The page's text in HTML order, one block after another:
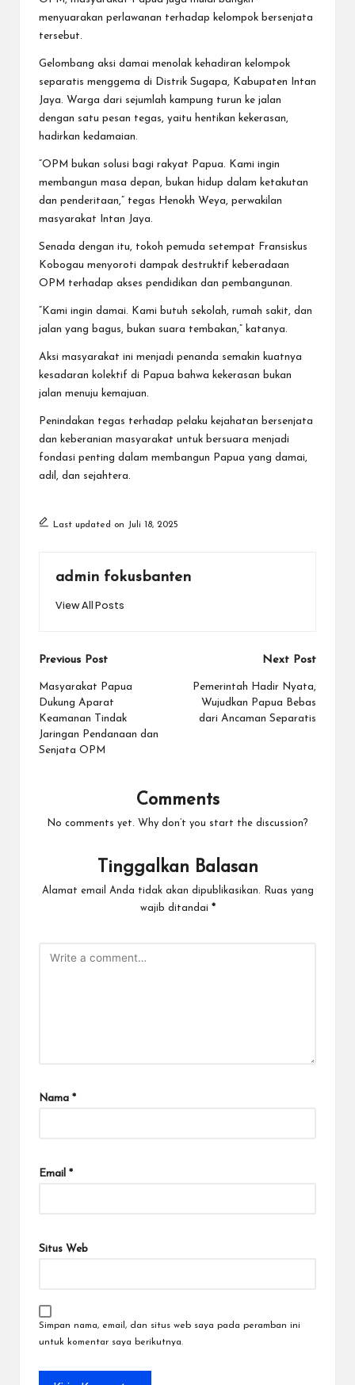
menyuarakan perlawanan terhadap kelompok bersenjata
tersebut.
Gelombang aksi damai menolak kehadiran kelompok
separatis menggema di Distrik Sugapa, Kabupaten Intan
Jaya. Warga dari sejumlah kampung turun ke jalan
dengan satu pesan tegas, yaitu hentikan kekerasan,
hadirkan kedamaian.
“OPM bukan solusi bagi rakyat Papua. Kami ingin
membangun masa depan, bukan hidup dalam ketakutan
dan penderitaan,” tegas Henokh Weya, perwakilan
masyarakat Intan Jaya.
Senada dengan itu, tokoh pemuda setempat Fransiskus
Kobogau menyoroti dampak destruktif keberadaan
OPM terhadap akses pendidikan dan pembangunan.
“Kami ingin damai. Kami butuh sekolah, rumah sakit, dan
jalan yang bagus, bukan suara tembakan,” katanya.
Aksi masyarakat ini menjadi penanda semakin kuatnya
kesadaran kolektif di Papua bahwa kekerasan bukan
jalan menuju kemajuan.
Penindakan tegas terhadap pelaku kejahatan bersenjata
dan keberanian masyarakat untuk bersuara menjadi
fondasi penting dalam membangun Papua yang damai,
adil, dan sejahtera.
Last updated on Juli 18, 2025
admin fokusbanten
View All Posts
Post
navigation
Previous Post
Masyarakat Papua
Dukung Aparat
Keamanan Tindak
Jaringan Pendanaan dan
Senjata OPM
Next Post
Pemerintah Hadir Nyata,
Wujudkan Papua Bebas
dari Ancaman Separatis
Comments
No comments yet. Why don’t you start the discussion?
Tinggalkan Balasan
Alamat email Anda tidak akan dipublikasikan.
Ruas yang
wajib ditandai *
Nama *
Email *
Situs Web
Simpan nama, email, dan situs web saya pada peramban ini
untuk komentar saya berikutnya.